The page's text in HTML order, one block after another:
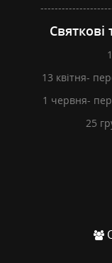
Святкові
13 квітня-
1 червня-
25